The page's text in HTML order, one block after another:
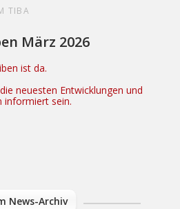
TIBA
März 2026
ist da.
neuesten Entwicklungen und
informiert sein.
News-Archiv